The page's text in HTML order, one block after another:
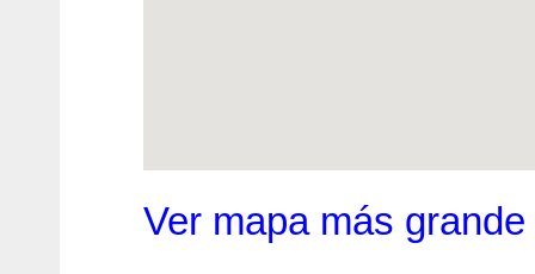
Ver mapa más grande